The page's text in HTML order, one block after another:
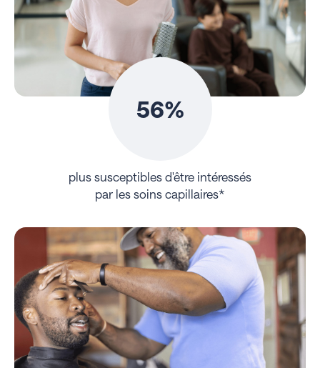
56%
plus susceptibles d'être intéressés
par les soins capillaires*